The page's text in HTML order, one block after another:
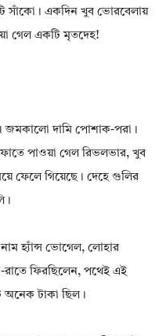
সাঁকো। একদিন খুব ভোরবেলায়
গেল একটি মৃতদেহ!
জমকালো দামি পোশাক-পরা।
পাওয়া গেল রিভলভার, খুব
ফেলে গিয়েছে। দেহে গুলির
হ্যাঁন্স ভোগেল, লোহার
রাতে ফিরছিলেন, পথেই এই
অনেক টাকা ছিল।